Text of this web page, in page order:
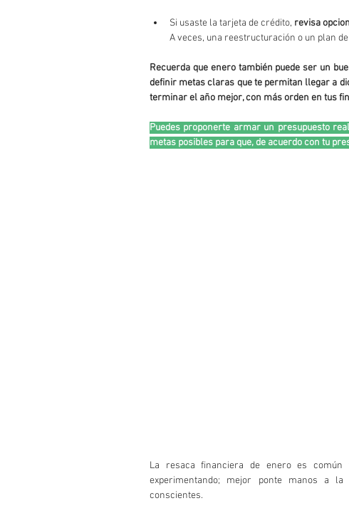
Si usaste la tarjeta de crédito, revisa
A veces, una reestructuración o un plan
Recuerda que enero también puede ser un
definir metas claras que te permitan llegar a
terminar el año mejor, con más orden en tus
Puedes proponerte armar un presupuesto
metas posibles para que, de acuerdo con tu
La resaca financiera de enero es
experimentando; mejor ponte manos a
conscientes.